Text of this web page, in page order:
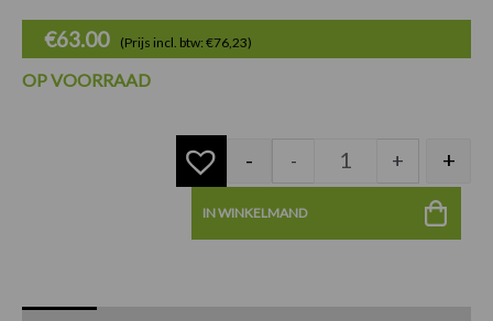
€63.00 (Prijs incl. btw: €76,23)
OP VOORRAAD
- - + +
IN WINKELMAND